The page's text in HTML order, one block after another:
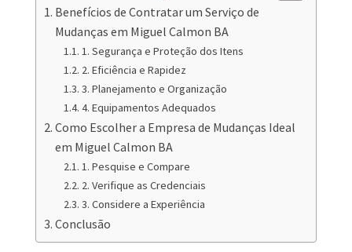
Benefícios de Contratar um Serviço de
Mudanças em Miguel Calmon BA
1. Segurança e Proteção dos Itens
2. Eficiência e Rapidez
3. Planejamento e Organização
4. Equipamentos Adequados
Como Escolher a Empresa de Mudanças Ideal
em Miguel Calmon BA
1. Pesquise e Compare
2. Verifique as Credenciais
3. Considere a Experiência
Conclusão